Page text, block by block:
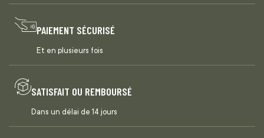
PAIEMENT SÉCURISÉ
Et en plusieurs fois
SATISFAIT OU REMBOURSÉ
Dans un délai de 14 jours